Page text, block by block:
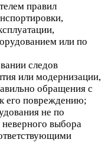
правил
или по
следов
или модернизации,
обращения с
его повреждению;
не по
выбора